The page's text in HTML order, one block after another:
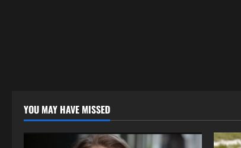
YOU MAY HAVE MISSED